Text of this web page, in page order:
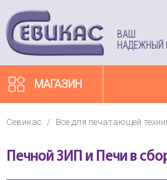
ВАШ
НАДЕЖНЫЙ
МАГАЗИН
Севикас / Все для печатающей
Печной ЗИП и Печи в